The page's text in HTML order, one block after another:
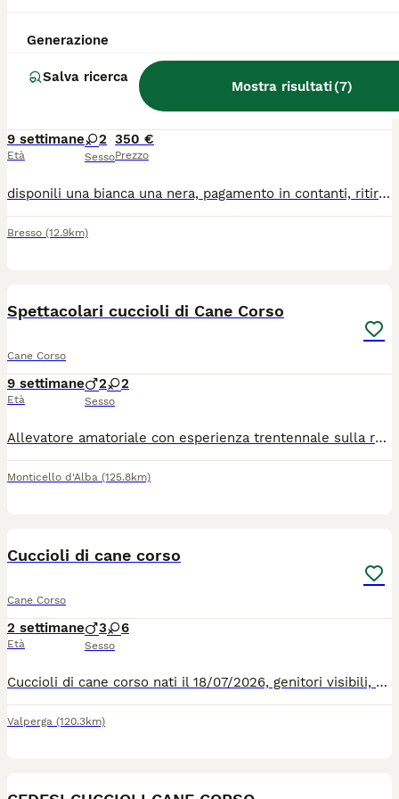
Generazione
Salva ricerca
Mostra risultati(7)
cuccioli cane corso femmine 2 mesi
9 settimane
Età
2
Sesso
350 €
Prezzo
disponili una bianca una nera, pagamento in contanti, ritiro a bresso (MI) o eventualmente consegno nei dintorni, non hanno ancora microchip, ma sono sverminate ed è stato effettuato trattamento pulci
Bresso (12.9km)
Spettacolari cuccioli di Cane Corso
Cane Corso
9 settimane
Età
2 2
Sesso
Allevatore amatoriale con esperienza trentennale sulla razza dispone di cuccioli sia maschi che femmine in regola con vaccinazione microchip pedigree enci, garantita massima disponibilità e competenza.
Monticello d'Alba (125.8km)
Cuccioli di cane corso
Cane Corso
2 settimane
Età
3 6
Sesso
Cuccioli di cane corso nati il 18/07/2026, genitori visibili, al momento della consegna, non prima dei 60 giorni, avranno microchip, primi vaccini fatti e pedigree
Valperga (120.3km)